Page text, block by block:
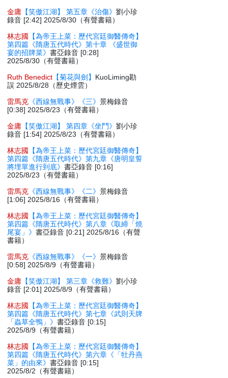
金庸 【笑傲江湖】 第五章《治傷》劉小珍
錄音 [2:42] 2025/8/30（有聲書籍）
林志國
【為帝王上菜：歷代宮廷御醫傳奇】
第四篇《隋唐五代時代》第十章 《盛世御
宴的招牌菜》書亞錄音 [0:28]
2025/8/30（有聲書籍）
Ruth Benedict 【菊花與劍】 KuoLiming勘
誤 2025/8/28（歷史煙雲）
雷馬克 《西線無戰事》《三》景梅錄音
[0:38] 2025/8/23（有聲書籍）
金庸 【笑傲江湖】 第四章《坐鬥》劉小珍
錄音 [1:54] 2025/8/23（有聲書籍）
林志國
【為帝王上菜：歷代宮廷御醫傳奇】
第四篇《隋唐五代時代》第九章《唐明皇誓
將埋單進行到底》書亞錄音 [0:16]
2025/8/23（有聲書籍）
雷馬克 《西線無戰事》《二》景梅錄音
[1:06] 2025/8/16（有聲書籍）
林志國
【為帝王上菜：歷代宮廷御醫傳奇】
第四篇《隋唐五代時代》第八章《取締「燒
尾宴」》書亞錄音 [0:21] 2025/8/16（有聲
書籍）
雷馬克 《西線無戰事》《一》景梅錄音
[0:58] 2025/8/9（有聲書籍）
金庸 【笑傲江湖】 第三章《救難》劉小珍
錄音 [2:01] 2025/8/9（有聲書籍）
林志國
【為帝王上菜：歷代宮廷御醫傳奇】
第四篇《隋唐五代時代》第七章《武則天牌
「蟲草全鴨」》書亞錄音 [0:15]
2025/8/9（有聲書籍）
林志國
【為帝王上菜：歷代宮廷御醫傳奇】
第四篇《隋唐五代時代》第六章《「牡丹燕
菜」的由來》書亞錄音 [0:15]
2025/8/2（有聲書籍）